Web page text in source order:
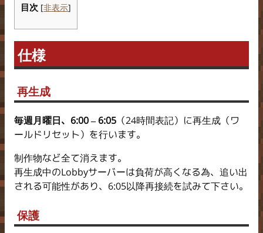
目次 [非表示]
仕様
再生成
毎週月曜日、6:00 – 6:05 （24時間表記）に再生成（ワ
ールドリセット）を行います。
制作物など全て消えます。
再生成中のLobbyサーバーは負荷が高くなる為、追い出
される可能性があり、6:05以降再接続を試みて下さい。
保護